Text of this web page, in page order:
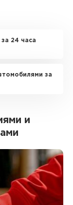
24 часа
за
и